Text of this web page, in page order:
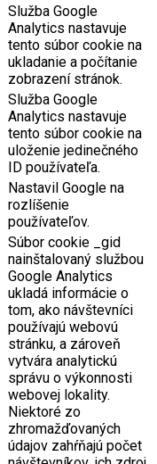
Služba Google
Analytics nastavuje
tento súbor cookie na
ukladanie a počítanie
zobrazení stránok.
Služba Google
Analytics nastavuje
tento súbor cookie na
uloženie jedinečného
ID používateľa.
Nastavil Google na
rozlíšenie
používateľov.
Súbor cookie _gid
nainštalovaný službou
Google Analytics
ukladá informácie o
tom, ako návštevníci
používajú webovú
stránku, a zároveň
vytvára analytickú
správu o výkonnosti
webovej lokality.
Niektoré zo
zhromažďovaných
údajov zahŕňajú počet